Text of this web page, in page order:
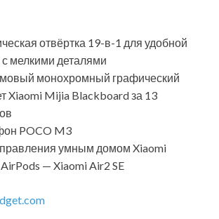
отвёртка 19-в-1 для удобной
мелкими деталями
монохромный графический
Xiaomi Mijia Blackboard за 13
POCO M3
умным домом Xiaomi
— Xiaomi Air2 SE